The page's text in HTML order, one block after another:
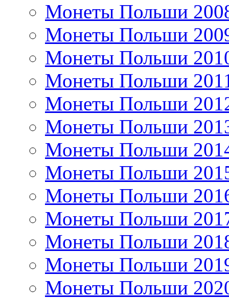
Монеты Польши
Монеты Польши
Монеты Польши
Монеты Польши
Монеты Польши
Монеты Польши
Монеты Польши
Монеты Польши
Монеты Польши
Монеты Польши
Монеты Польши
Монеты Польши
Монеты Польши